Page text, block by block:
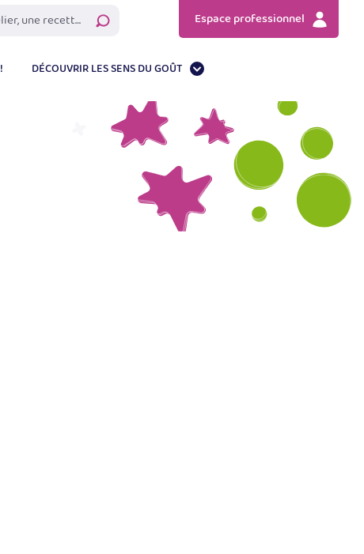
Espace professionnel
Rechercher
DÉCOUVRIR LES SENS DU GOÛT